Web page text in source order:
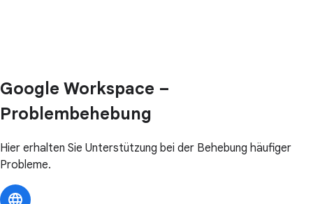
Google Workspace –
Problembehebung
Hier erhalten Sie Unterstützung bei der Behebung häufiger
Probleme.